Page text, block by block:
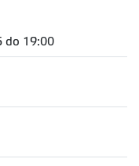
do 19:00